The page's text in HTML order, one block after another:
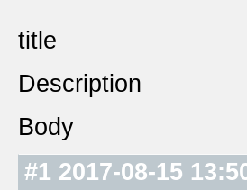
title
Description
Body
#1 2017-08-15